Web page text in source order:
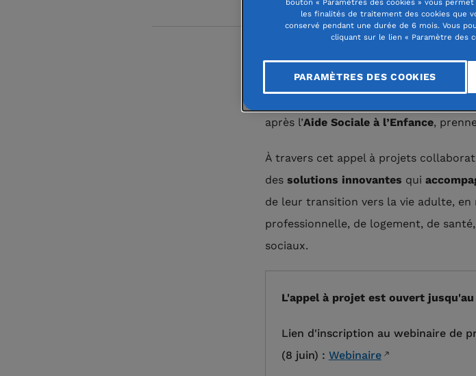
À l’initiative de la Fondation du Nord,
après l’Aide Sociale à l’Enfance,
À travers cet appel à projets
des solutions innovantes qui
de leur transition vers la vie adulte, en
professionnelle, de logement, de
sociaux.
L'appel à projet est ouvert
Lien d'inscription au webinaire de
(8 juin) : Webinaire
bouton « Paramètres des cookies » vous
les finalités de traitement des cookies que
conservé pendant une durée de 6 mois. Vous
cliquant sur le lien « Paramètre des
PARAMÈTRES DES COOKIES